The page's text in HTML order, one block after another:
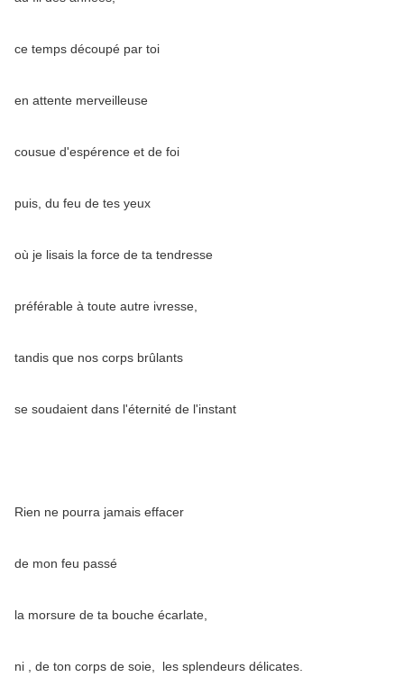
ce temps découpé par toi
en attente merveilleuse
cousue d'espérence et de foi
puis, du feu de tes yeux
où je lisais la force de ta tendresse
préférable à toute autre ivresse,
tandis que nos corps brûlants
se soudaient dans l'éternité de l'instant
Rien ne pourra jamais effacer
de mon feu passé
la morsure de ta bouche écarlate,
ni , de ton corps de soie, les splendeurs délicates.